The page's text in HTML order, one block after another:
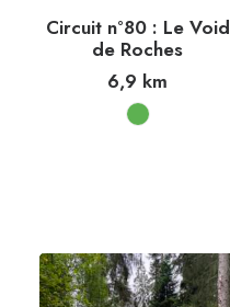
Circuit n°80 : Le Void
de Roches
6,9 km